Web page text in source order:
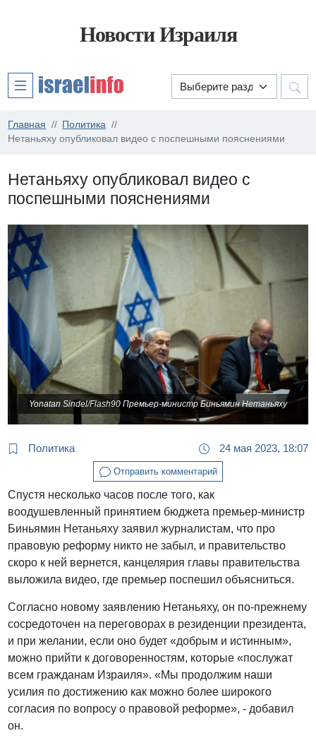
Новости Израиля
Главная
Политика
Нетаньяху опубликовал видео с поспешными пояснениями
Нетаньяху опубликовал видео с
поспешными пояснениями
Yonatan Sindel/Flash90 Премьер-министр Биньямин Нетаньяху
Политика 24 мая 2023, 18:07
Отправить комментарий
Спустя несколько часов после того, как
воодушевленный принятием бюджета премьер-министр
Биньямин Нетаньяху заявил журналистам, что про
правовую реформу никто не забыл, и правительство
скоро к ней вернется, канцелярия главы правительства
выложила видео, где премьер поспешил объясниться.
Согласно новому заявлению Нетаньяху, он по-прежнему
сосредоточен на переговорах в резиденции президента,
и при желании, если оно будет «добрым и истинным»,
можно прийти к договоренностям, которые «послужат
всем гражданам Израиля». «Мы продолжим наши
усилия по достижению как можно более широкого
согласия по вопросу о правовой реформе», - добавил
он.